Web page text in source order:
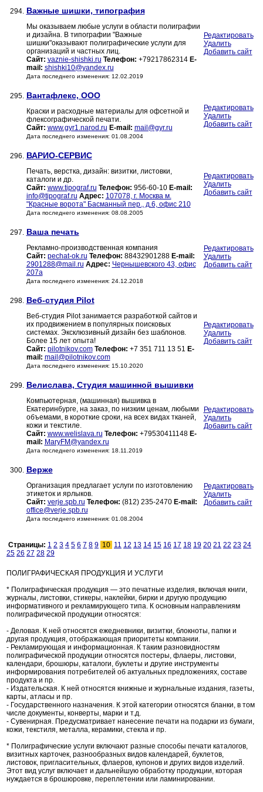
294. Важные шишки, типография
Мы оказываем любые услуги в области полиграфии
и дизайна. В типографии "Важные
шишки"оказывают полиграфические услуги для
организаций и частных лиц.
Сайт: vaznie-shishki.ru Телефон: +79217862314 E-
mail: shishki10@yandex.ru
Дата последнего изменения: 12.02.2019
Редактировать
Удалить
Добавить сайт
295. Вантафлекс, ООО
Краски и расходные материалы для офсетной и
флексографической печати.
Сайт: www.gyr1.narod.ru E-mail: mail@gyr.ru
Дата последнего изменения: 01.08.2004
Редактировать
Удалить
Добавить сайт
296. ВАРИО-СЕРВИС
Печать, верстка, дизайн: визитки, листовки,
каталоги и др.
Сайт: www.tipograf.ru Телефон: 956-60-10 E-mail:
info@tipograf.ru Адрес: 107078, г. Москва м.
"Красные ворота" Басманный пер., д.6, офис 210
Дата последнего изменения: 08.08.2005
Редактировать
Удалить
Добавить сайт
297. Ваша печать
Рекламно-производственная компания
Сайт: pechat-ok.ru Телефон: 88432901288 E-mail:
2901288@mail.ru Адрес: Чернышевского 43, офис
207а
Дата последнего изменения: 24.12.2018
Редактировать
Удалить
Добавить сайт
298. Веб-студия Pilot
Веб-студия Pilot занимается разработкой сайтов и
их продвижением в популярных поисковых
системах. Эксклюзивный дизайн без шаблонов.
Более 15 лет опыта!
Сайт: pilotnikov.com Телефон: +7 351 711 13 51 E-
mail: mail@pilotnikov.com
Дата последнего изменения: 15.10.2020
Редактировать
Удалить
Добавить сайт
299. Велислава, Студия машинной вышивки
Компьютерная, (машинная) вышивка в
Екатеринбурге, на заказ, по низким ценам, любыми
объемами, в короткие сроки, на всех видах тканей,
кожи и текстиле.
Сайт: www.welislava.ru Телефон: +79530411148 E-
mail: MaryFM@yandex.ru
Дата последнего изменения: 18.11.2019
Редактировать
Удалить
Добавить сайт
300. Верже
Организация предлагает услуги по изготовлению
этикеток и ярлыков.
Сайт: verje.spb.ru Телефон: (812) 235-2470 E-mail:
office@verje.spb.ru
Дата последнего изменения: 01.08.2004
Редактировать
Удалить
Добавить сайт
Страницы: 1 2 3 4 5 6 7 8 9 10 11 12 13 14 15 16 17 18 19 20 21 22 23 24
25 26 27 28 29
ПОЛИГРАФИЧЕСКАЯ ПРОДУКЦИЯ И УСЛУГИ
* Полиграфическая продукция — это печатные изделия, включая книги,
журналы, листовки, стикеры, наклейки, бирки и другую продукцию
информативного и рекламирующего типа. К основным направлениям
полиграфической продукции относятся:
- Деловая. К ней относятся ежедневники, визитки, блокноты, папки и
другая продукция, отображающая приоритеты компании.
- Рекламирующая и информационная. К таким разновидностям
полиграфической продукции относятся постеры, флаеры, листовки,
календари, брошюры, каталоги, буклеты и другие инструменты
информирования потребителей об актуальных предложениях, составе
продукта и пр.
- Издательская. К ней относятся книжные и журнальные издания, газеты,
карты, атласы и пр.
- Государственного назначения. К этой категории относятся бланки, в том
числе документы, конверты, марки и т.д.
- Сувенирная. Предусматривает нанесение печати на подарки из бумаги,
кожи, текстиля, металла, керамики, стекла и пр.
* Полиграфические услуги включают разные способы печати каталогов,
визитных карточек, разнообразных видов календарей, буклетов,
листовок, пригласительных, флаеров, купонов и других видов изделий.
Этот вид услуг включает и дальнейшую обработку продукции, которая
нуждается в брошюровке, переплетении или ламинировании.